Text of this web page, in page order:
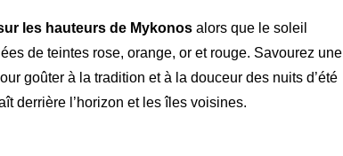
les hauteurs de Mykonos alors que le soleil
de teintes rose, orange, or et rouge. Savourez une
goûter à la tradition et à la douceur des nuits d’été
derrière l’horizon et les îles voisines.